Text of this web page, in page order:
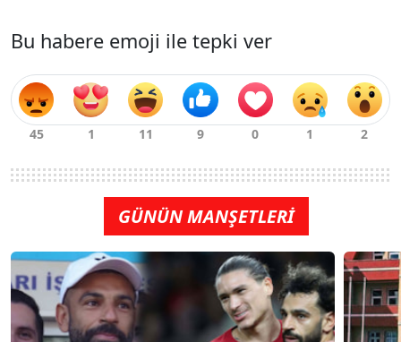
Bu habere emoji ile tepki ver
GÜNÜN MANŞETLERİ